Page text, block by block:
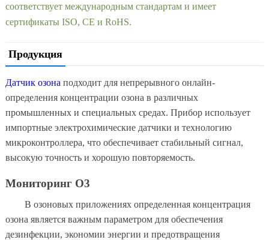
соответствует международным стандартам и имеет
сертификаты ISO, CE и RoHS.
Продукция
Датчик озона подходит для непрерывного онлайн-
определения концентрации озона в различных
промышленных и специальных средах. Прибор использует
импортные электрохимические датчики и технологию
микроконтроллера, что обеспечивает стабильный сигнал,
высокую точность и хорошую повторяемость.
Мониторинг O3
В озоновых приложениях определенная концентрация
озона является важным параметром для обеспечения
дезинфекции, экономии энергии и предотвращения